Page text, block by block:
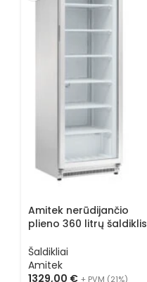
Amitek nerūdijančio
plieno 360 litrų šaldiklis
Šaldikliai
Amitek
1329,00 € + PVM (21%)